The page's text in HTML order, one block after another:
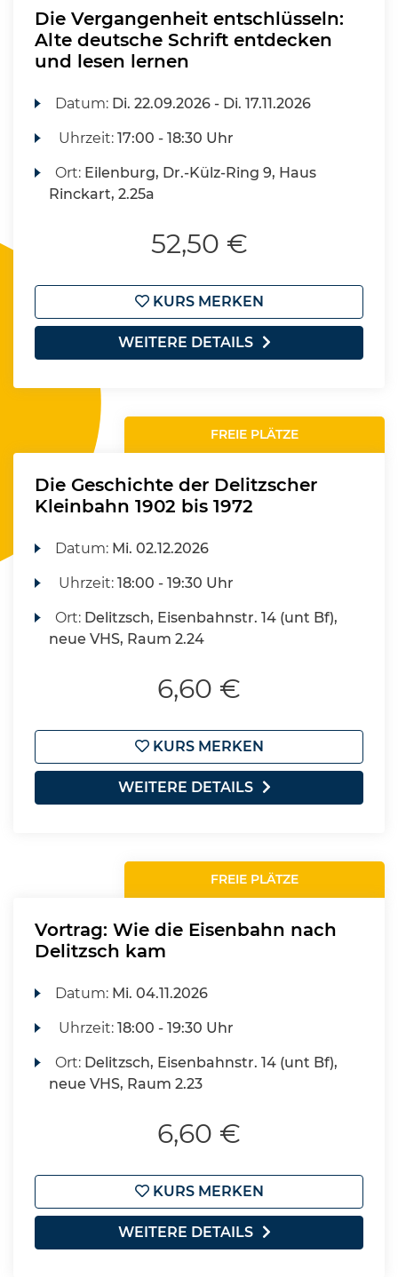
Die Vergangenheit entschlüsseln:
Alte deutsche Schrift entdecken
und lesen lernen
Datum: Di. 22.09.2026 - Di. 17.11.2026
Uhrzeit:17:00 - 18:30 Uhr
Ort: Eilenburg, Dr.-Külz-Ring 9, Haus
Rinckart, 2.25a
52,50 €
KURS MERKEN
WEITERE DETAILS
FREIE PLÄTZE
Die Geschichte der Delitzscher
Kleinbahn 1902 bis 1972
Datum: Mi. 02.12.2026
Uhrzeit:18:00 - 19:30 Uhr
Ort: Delitzsch, Eisenbahnstr. 14 (unt Bf),
neue VHS, Raum 2.24
6,60 €
KURS MERKEN
WEITERE DETAILS
FREIE PLÄTZE
Vortrag: Wie die Eisenbahn nach
Delitzsch kam
Datum: Mi. 04.11.2026
Uhrzeit:18:00 - 19:30 Uhr
Ort: Delitzsch, Eisenbahnstr. 14 (unt Bf),
neue VHS, Raum 2.23
6,60 €
KURS MERKEN
WEITERE DETAILS